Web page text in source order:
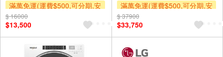
滿萬免運(運費$500,可分期,安
裝跨區費另計,單品未滿1萬元
及使用6期以上分期0利率,需付
基本安裝運費)
滿額贈券
$ 16000
$13,500
滿萬免運(運費$500,可分期,安
裝跨區費另計,單品未滿1萬元
及使用6期以上分期0利率,需付
基本安裝運費)
滿額贈券
$ 37900
$33,750